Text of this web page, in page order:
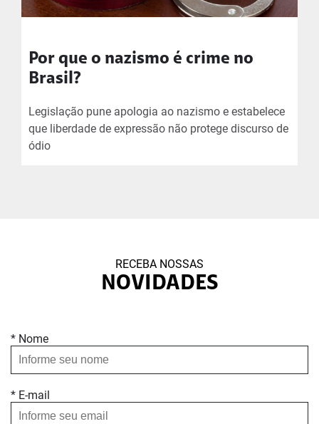
Por que o nazismo é crime no
Brasil?
Legislação pune apologia ao nazismo e estabelece
que liberdade de expressão não protege discurso de
ódio
RECEBA NOSSAS
NOVIDADES
* Nome
* E-mail